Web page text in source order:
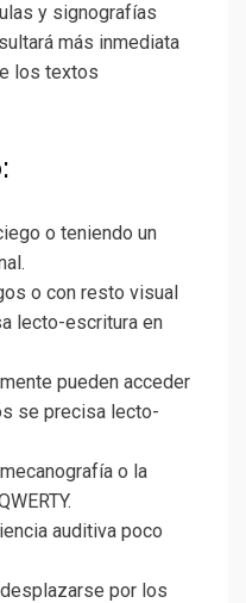
y signografías
más inmediata
los textos
o teniendo un
o con resto visual
lecto-escritura en
pueden acceder
se precisa lecto-
o la
auditiva poco
por los